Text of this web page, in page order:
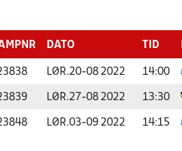
DATO TID
LØR.20-08 2022 14:00
LØR.27-08 2022 13:30
LØR.03-09 2022 14:15